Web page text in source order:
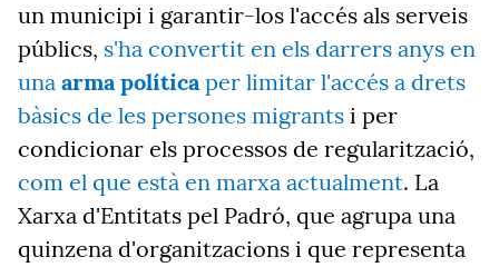
un municipi i garantir-los l'accés als serveis
públics, s'ha convertit en els darrers anys en
una arma políticaper limitar l'accés a drets
bàsics de les persones migrants i per
condicionar els processos de regularització,
com el que està en marxa actualment. La
Xarxa d'Entitats pel Padró, que agrupa una
quinzena d'organitzacions i que representa